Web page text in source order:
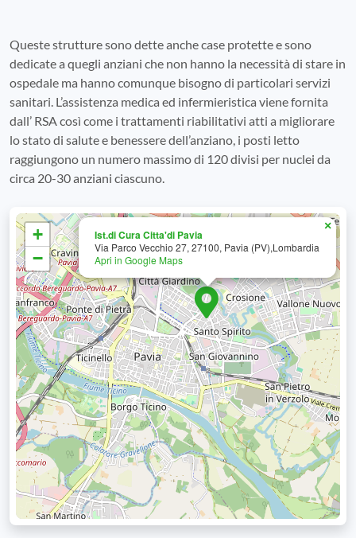
Queste strutture sono dette anche case protette e sono
dedicate a quegli anziani che non hanno la necessità di stare in
ospedale ma hanno comunque bisogno di particolari servizi
sanitari. L’assistenza medica ed infermieristica viene fornita
dall’ RSA così come i trattamenti riabilitativi atti a migliorare
lo stato di salute e benessere dell’anziano, i posti letto
raggiungono un numero massimo di 120 divisi per nuclei da
circa 20-30 anziani ciascuno.
Ist.di Cura Citta'di Pavia
Via Parco Vecchio 27, 27100, Pavia (PV),Lombardia
Apri in Google Maps
×
+
−